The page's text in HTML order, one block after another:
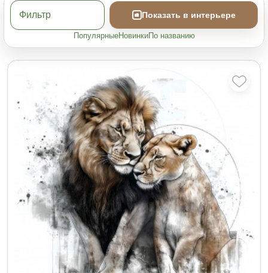
Фильтр Показать в интерьере
ПопулярныеНовинкиПо названию